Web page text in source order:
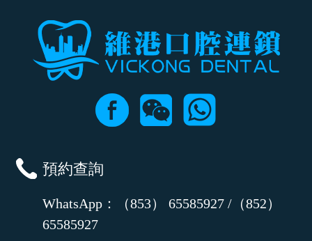
預約查詢
WhatsApp：（853） 65585927 /（852）
65585927